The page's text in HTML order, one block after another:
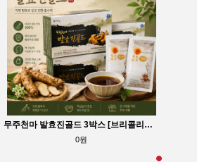
무주천마 발효진골드 3박스 [브리콜리즙1박스] 사은품 믿을수 있는 제약회사천마
0원